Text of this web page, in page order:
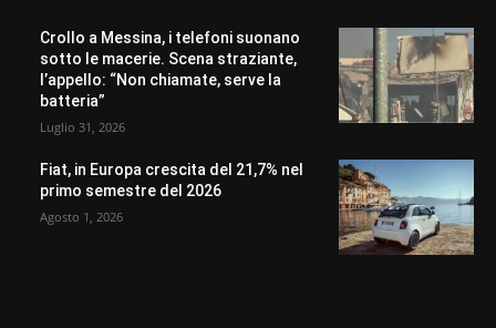
Crollo a Messina, i telefoni suonano
sotto le macerie. Scena straziante,
l’appello: “Non chiamate, serve la
batteria”
Luglio 31, 2026
Fiat, in Europa crescita del 21,7% nel
primo semestre del 2026
Agosto 1, 2026